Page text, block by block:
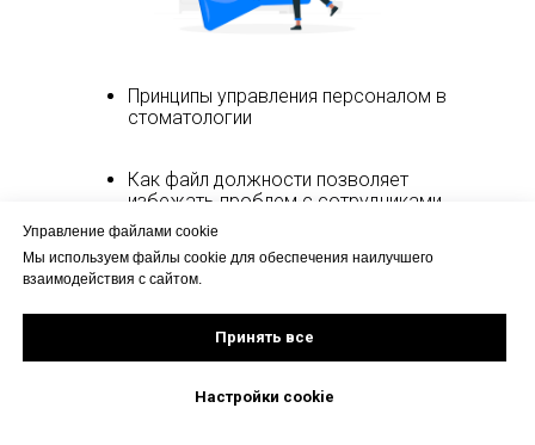
Принципы управления персоналом в
стоматологии
Как файл должности позволяет
избежать проблем с сотрудниками
Из чего состоит система мотивации
Как сформулировать задачу
Управление файлами cookie
Мы используем файлы cookie для обеспечения наилучшего
взаимодействия с сайтом.
Принять все
Настройки сookie